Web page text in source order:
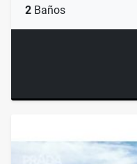
2 Baños